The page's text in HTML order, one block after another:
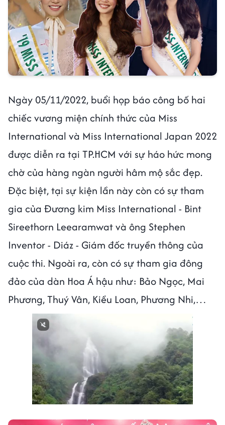
Ngày 05/11/2022, buổi họp báo công bố hai
chiếc vương miện chính thức của Miss
International và Miss International Japan 2022
được diễn ra tại TP.HCM với sự háo hức mong
chờ của hàng ngàn người hâm mộ sắc đẹp.
Đặc biệt, tại sự kiện lần này còn có sự tham
gia của Đương kim Miss International - Bint
Sireethorn Leearamwat và ông Stephen
Inventor - Diáz - Giám đốc truyền thông của
cuộc thi. Ngoài ra, còn có sự tham gia đông
đảo của dàn Hoa Á hậu như: Bảo Ngọc, Mai
Phương, Thuý Vân, Kiều Loan, Phương Nhi,…
Next video in 1 Cancel